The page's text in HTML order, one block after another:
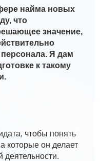
найма новых
что
значение,
Я дам
к такому
чтобы понять
которые он делает
деятельности.